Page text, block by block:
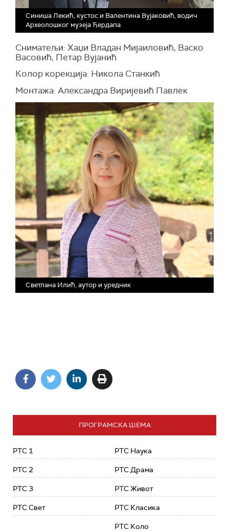
Синиша Лекић, кустос и Валентина Вујаковић, водич
Археолошког музеја Ђердапа
Сниматељи: Хаџи Владан Мијаиловић, Васко
Васовић, Петар Вујанић
Колор корекција: Никола Станкић
Монтажа: Александра Виријевић Павлек
Светлана Илић, аутор и уредник
ПРОГРАМСКА ШЕМА
РТС 1
РТС 2
РТС 3
РТС Свет
РТС Наука
РТС Драма
РТС Живот
РТС Класика
РТС Коло